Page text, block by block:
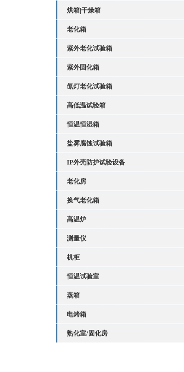
烘箱|干燥箱
老化箱
紫外老化试验箱
紫外固化箱
氙灯老化试验箱
高低温试验箱
恒温恒湿箱
盐雾腐蚀试验箱
IP外壳防护试验设备
老化房
换气老化箱
高温炉
测量仪
机柜
恒温试验室
蒸箱
电烤箱
熟化室/固化房